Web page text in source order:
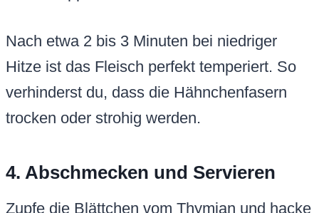
Nach etwa 2 bis 3 Minuten bei niedriger
Hitze ist das Fleisch perfekt temperiert. So
verhinderst du, dass die Hähnchenfasern
trocken oder strohig werden.
4. Abschmecken und Servieren
Zupfe die Blättchen vom Thymian und hacke